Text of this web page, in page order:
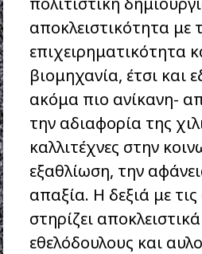
αποκλειστικότητα με
επιχειρηματικότητα
βιομηχανία, έτσι και
ακόμα πιο ανίκανη-
την αδιαφορία της
καλλιτέχνες στην
εξαθλίωση, την
απαξία. Η δεξιά με
στηρίζει
εθελόδουλους και